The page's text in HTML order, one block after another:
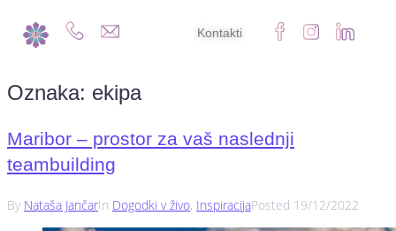
Kontakti
Oznaka: ekipa
Maribor – prostor za vaš naslednji
teambuilding
By Nataša JančarIn Dogodki v živo, InspiracijaPosted 19/12/2022